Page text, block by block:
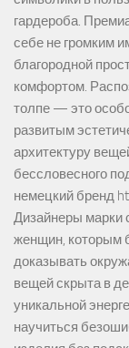
гардероба.
себе не громким
благородной
комфортом.
толпе — это
развитым
архитектуру
бессловесного
немецкий бренд
Дизайнеры марки
женщин, которым
доказывать
вещей скрыта в
уникальной
научиться